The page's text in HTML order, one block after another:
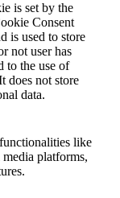
is set by the
Consent
is used to store
not user has
to the use of
does not store
data.
like
platforms,